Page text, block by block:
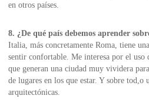
en otros países.
8. ¿De qué país debemos aprender
Italia, más concretamente Roma, tiene
sentir confortable. Me interesa por el uso
que generan una ciudad muy vividera
de lugares en los que estar. Y sobre tod,o
arquitectónicas.